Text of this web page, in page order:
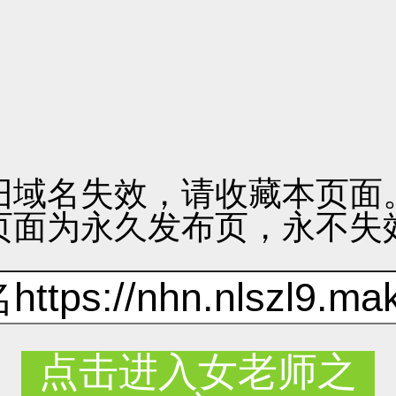
域名失效，请收藏本页面
面为永久发布页，永不失
点击进入女老师之